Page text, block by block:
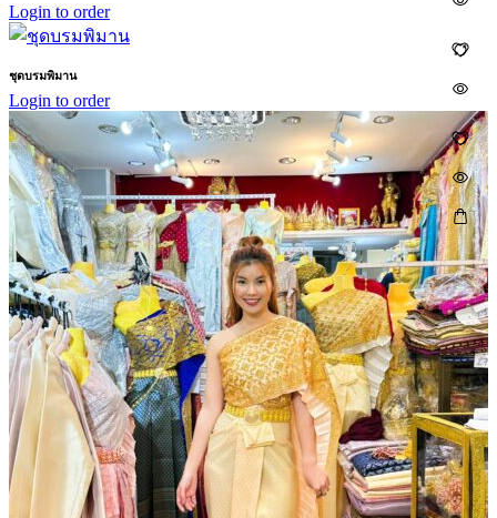
Login to order
ชุดบรมพิมาน
Login to order